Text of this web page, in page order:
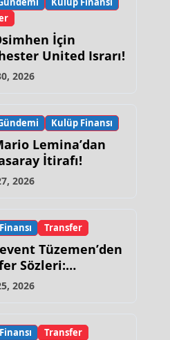
İçin
United Israrı!
2026
Kulüp Finansı
Lemina’dan
İtirafı!
2026
Transfer
Tüzemen’den
Sözleri:
Zirve
2026
Transfer